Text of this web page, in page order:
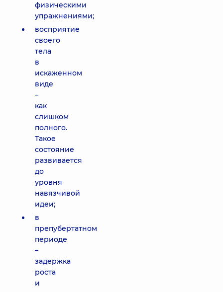
физическими
упражнениями;
восприятие
своего
тела
в
искаженном
виде
–
как
слишком
полного.
Такое
состояние
развивается
до
уровня
навязчивой
идеи;
в
препубертатном
периоде
–
задержка
роста
и